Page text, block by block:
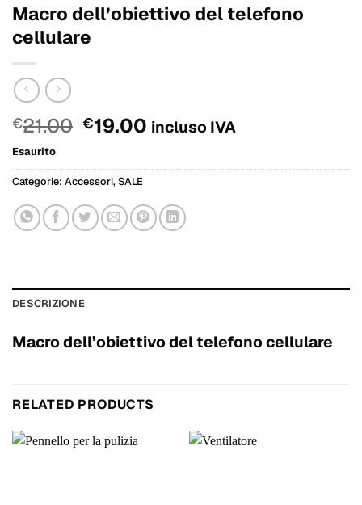
Macro dell’obiettivo del telefono
cellulare
€21.00 Il
originale
era:
€21.00.
€19.00 Il
attuale
€19.00.
incluso IVA
Esaurito
Categorie: Accessori,SALE
DESCRIZIONE
Macro dell’obiettivo del telefono cellulare
RELATED PRODUCTS